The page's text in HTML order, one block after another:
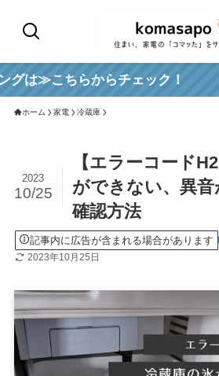
からチェック！
ホーム 家電 冷蔵庫
【エラーコード
ができない、異
確認方法
2023
10/25
記事内に広告が含まれる場合があります
2023年10月25日